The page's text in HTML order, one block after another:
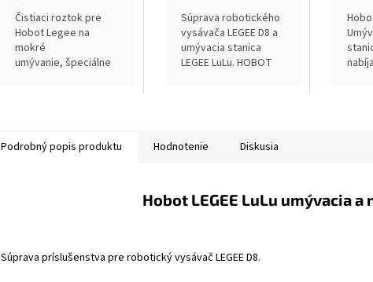
Čistiaci roztok pre
Hobot Legee na
mokré
umývanie, špeciálne
Súprava robotického
vysávača LEGEE D8 a
umývacia stanica
LEGEE LuLu. HOBOT
kompaktorom,...
Podrobný popis produktu Hodnotenie Diskusia
Hobot LEGEE LuLu umývacia
Súprava príslušenstva pre robotický vysávač LEGEE D8.